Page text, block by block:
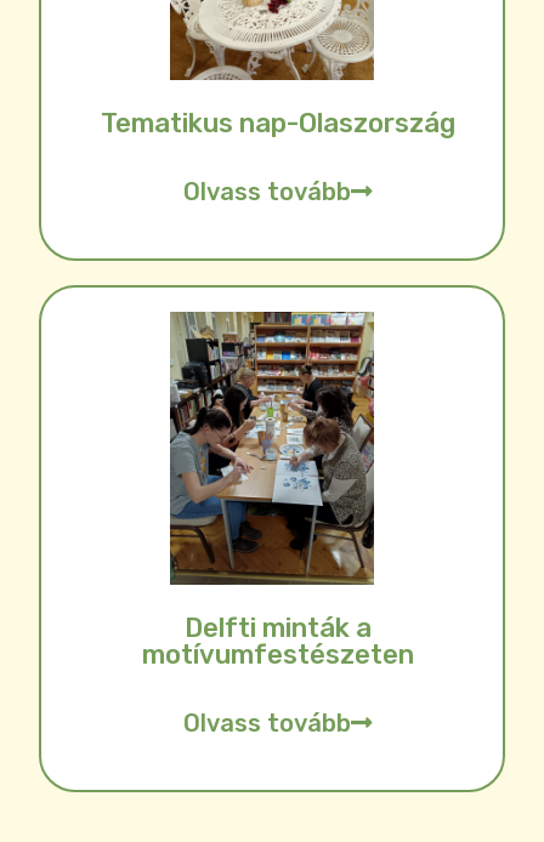
Tematikus nap-Olaszország
Olvass tovább
Delfti minták a
motívumfestészeten
Olvass tovább